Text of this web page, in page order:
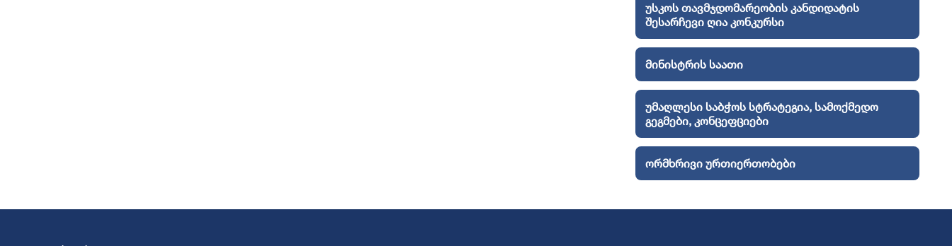
უსკოს თავმჯდომარეობის კანდიდატის
შესარჩევი ღია კონკურსი
მინისტრის საათი
უმაღლესი საბჭოს სტრატეგია, სამოქმედო
გეგმები, კონცეფციები
ორმხრივი ურთიერთობები